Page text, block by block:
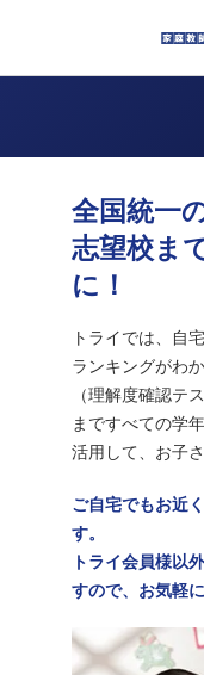
全国統一
志望校ま
に！
トライでは、自
ランキングがわ
（理解度確認テ
まですべての学
活用して、お子
ご自宅でもお近
す。
トライ会員様以
すので、 お気軽